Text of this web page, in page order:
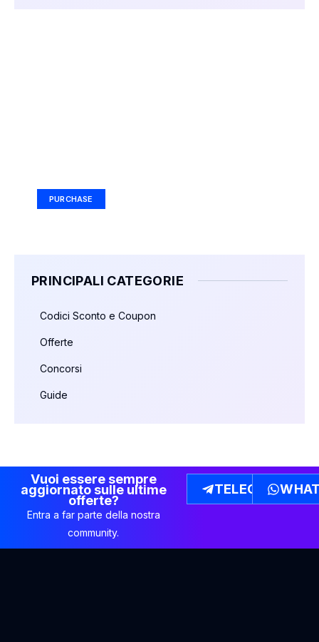
PURCHASE
PRINCIPALI CATEGORIE
Codici Sconto e Coupon
Offerte
Concorsi
Guide
Vuoi essere sempre
aggiornato sulle ultime
offerte?
Entra a far parte della nostra
community.
TELEGRAM